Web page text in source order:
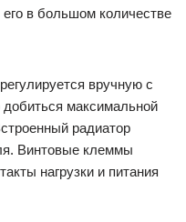
в большом количестве
вручную с
максимальной
радиатор
Винтовые клеммы
нагрузки и питания